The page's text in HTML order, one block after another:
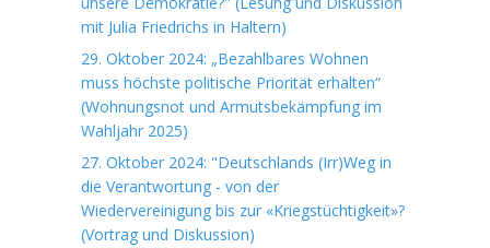
mit Julia Friedrichs in Haltern)
29. Oktober 2024: „Bezahlbares Wohnen
muss höchste politische Priorität erhalten“
(Wohnungsnot und Armutsbekämpfung im
Wahljahr 2025)
27. Oktober 2024: "Deutschlands (Irr)Weg in
die Verantwortung - von der
Wiedervereinigung bis zur «Kriegstüchtigkeit»?
(Vortrag und Diskussion)